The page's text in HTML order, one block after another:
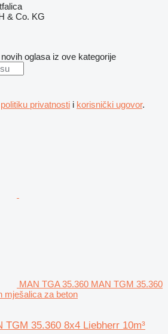
& Co. KG
oglasa iz ove kategorije
politiku privatnosti i korisnički ugovor.
MAN TGA 35.360 MAN TGM 35.360
mješalica za beton
TGM 35.360 8x4 Liebherr 10m³